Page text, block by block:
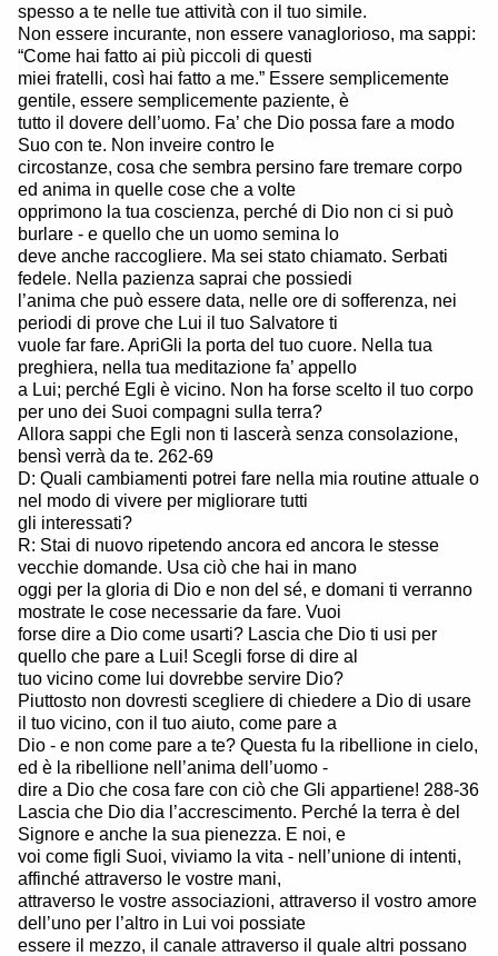
spesso a te nelle tue attività con il tuo simile.
Non essere incurante, non essere vanaglorioso, ma sappi:
“Come hai fatto ai più piccoli di questi
miei fratelli, così hai fatto a me.” Essere semplicemente
gentile, essere semplicemente paziente, è
tutto il dovere dell’uomo. Fa’ che Dio possa fare a modo
Suo con te. Non inveire contro le
circostanze, cosa che sembra persino fare tremare corpo
ed anima in quelle cose che a volte
opprimono la tua coscienza, perché di Dio non ci si può
burlare - e quello che un uomo semina lo
deve anche raccogliere. Ma sei stato chiamato. Serbati
fedele. Nella pazienza saprai che possiedi
l’anima che può essere data, nelle ore di sofferenza, nei
periodi di prove che Lui il tuo Salvatore ti
vuole far fare. ApriGli la porta del tuo cuore. Nella tua
preghiera, nella tua meditazione fa’ appello
a Lui; perché Egli è vicino. Non ha forse scelto il tuo corpo
per uno dei Suoi compagni sulla terra?
Allora sappi che Egli non ti lascerà senza consolazione,
bensì verrà da te. 262-69
D: Quali cambiamenti potrei fare nella mia routine attuale o
nel modo di vivere per migliorare tutti
gli interessati?
R: Stai di nuovo ripetendo ancora ed ancora le stesse
vecchie domande. Usa ciò che hai in mano
oggi per la gloria di Dio e non del sé, e domani ti verranno
mostrate le cose necessarie da fare. Vuoi
forse dire a Dio come usarti? Lascia che Dio ti usi per
quello che pare a Lui! Scegli forse di dire al
tuo vicino come lui dovrebbe servire Dio?
Piuttosto non dovresti scegliere di chiedere a Dio di usare
il tuo vicino, con il tuo aiuto, come pare a
Dio - e non come pare a te? Questa fu la ribellione in cielo,
ed è la ribellione nell’anima dell’uomo -
dire a Dio che cosa fare con ciò che Gli appartiene! 288-36
Lascia che Dio dia l’accrescimento. Perché la terra è del
Signore e anche la sua pienezza. E noi, e
voi come figli Suoi, viviamo la vita - nell’unione di intenti,
affinché attraverso le vostre mani,
attraverso le vostre associazioni, attraverso il vostro amore
dell’uno per l’altro in Lui voi possiate
essere il mezzo, il canale attraverso il quale altri possano